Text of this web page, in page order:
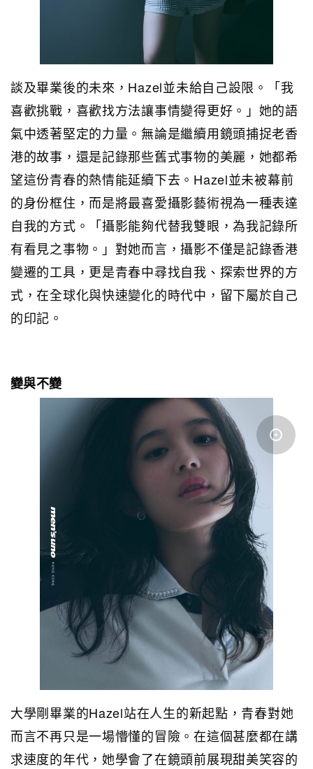
談及畢業後的未來，Hazel並未給自己設限。「我
喜歡挑戰，喜歡找方法讓事情變得更好。」她的語
氣中透著堅定的力量。無論是繼續用鏡頭捕捉老香
港的故事，還是記錄那些舊式事物的美麗，她都希
望這份青春的熱情能延續下去。Hazel並未被幕前
的身份框住，而是將最喜愛攝影藝術視為一種表達
自我的方式。「攝影能夠代替我雙眼，為我記錄所
有看見之事物。」對她而言，攝影不僅是記錄香港
變遷的工具，更是青春中尋找自我、探索世界的方
式，在全球化與快速變化的時代中，留下屬於自己
的印記。
變與不變
大學剛畢業的Hazel站在人生的新起點，青春對她
而言不再只是一場懵懂的冒險。在這個甚麼都在講
求速度的年代，她學會了在鏡頭前展現甜美笑容的